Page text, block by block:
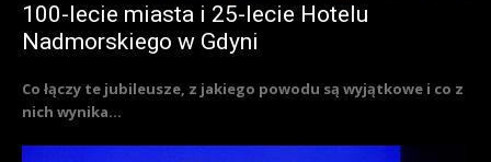
100-lecie miasta i 25-lecie Hotelu
Nadmorskiego w Gdyni
Co łączy te jubileusze, z jakiego powodu są wyjątkowe i co z
nich wynika...